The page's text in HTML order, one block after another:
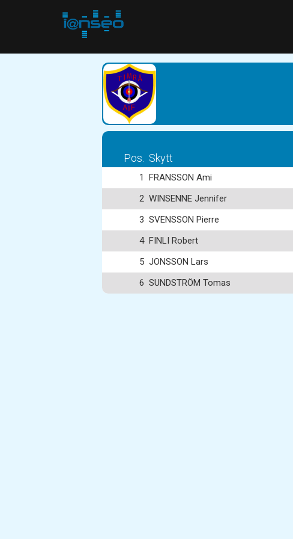
Pos.
Skytt
1 FRANSSON Ami
2 WINSENNE Jennifer
3 SVENSSON Pierre
4 FINLI Robert
5 JONSSON Lars
6 SUNDSTRÖM Tomas